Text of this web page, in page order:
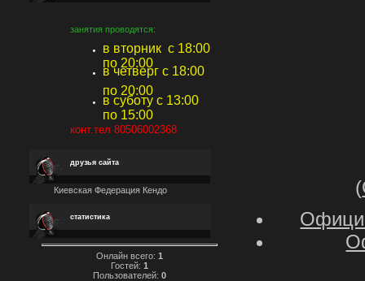
занятия проводятся:
в вторник с 18:00
по 20:00
в четверг с 18:00
по 20:00
в суботу с 13:00
по 15:00
конт.тел 80506002368
друзья сайта
Киевская Федерация Кендо
статистика
Онлайн всего: 1
Гостей: 1
Пользователей: 0
(